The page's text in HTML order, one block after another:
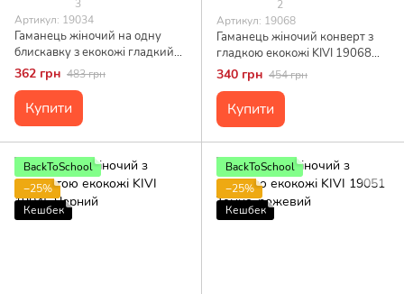
3
Артикул: 19034
Гаманець жіночий на одну
блискавку з екокожі гладкий
KIVI 19034 Зелений
362 грн 483 грн
Купити
2
Артикул: 19068
Гаманець жіночий конверт з
гладкою екокожі KIVI 19068
Синій
340 грн 454 грн
Купити
BackToSchool
−25%
Кешбек
BackToSchool
−25%
Кешбек